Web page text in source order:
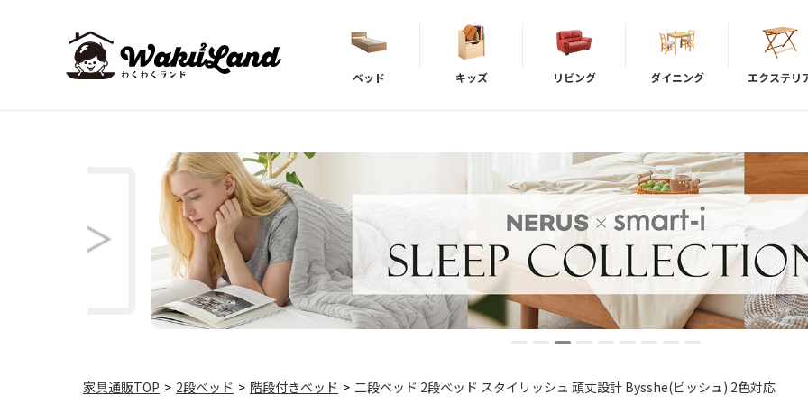
ベッド キッズ リビング ダイニング エクステリ
家具通販TOP > 2段ベッド > 階段付きベッド > 二段ベッド 2段ベッド スタイリッシュ 頑丈設計 Bysshe(ビッシュ) 2色対応